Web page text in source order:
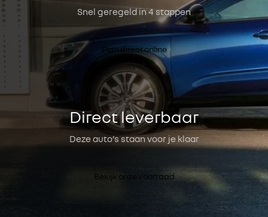
Snel geregeld in 4 stappen
Plan direct online
Direct leverbaar
Deze auto’s staan voor je klaar
Bekijk onze voorraad